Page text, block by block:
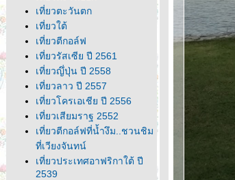
เที่ยวตะวันตก
เที่ยวใต้
เที่ยวตีกอล์ฟ
เที่ยวรัสเซีย ปี 2561
เที่ยวญึ่ปุ่น ปี 2558
เที่ยวลาว ปี 2557
เที่ยวโครเอเชีย ปี 2556
เที่ยวเสียมราฐ 2552
เที่ยวตีกอล์ฟที่น้ำงึม..ชวนชิม
ที่เวียงจันทน์
เที่ยวประเทศอาฟริกาใต้ ปี
2539